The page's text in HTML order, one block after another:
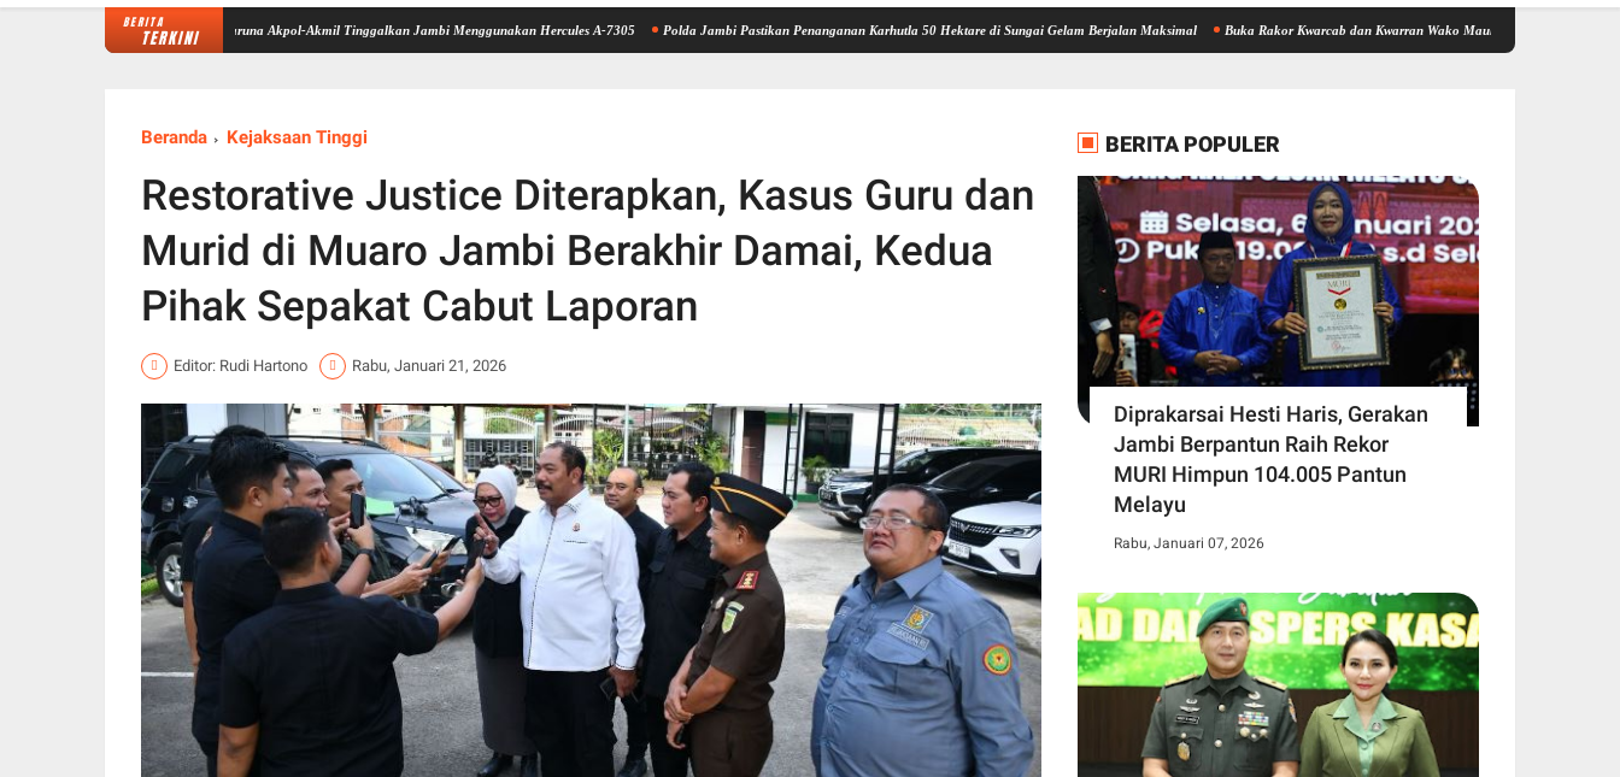
BERITA
TERKINI
Sekolah Rakyat Selesai, Taruna Akpol-Akmil Tinggalkan Jambi Menggunakan Hercules A-7305 Polda Jambi Pastikan Penanganan Karhutla 50 Hektare di Sungai Gelam Berjalan Maksimal Buka Rakor Kwarcab dan Kwarran Wako Maulana Siapkan Jalur Prestasi
Beranda Kejaksaan Tinggi
Restorative Justice Diterapkan, Kasus Guru dan
Murid di Muaro Jambi Berakhir Damai, Kedua
Pihak Sepakat Cabut Laporan
Editor: Rudi Hartono Rabu, Januari 21, 2026
BERITA POPULER
Diprakarsai Hesti Haris, Gerakan
Jambi Berpantun Raih Rekor
MURI Himpun 104.005 Pantun
Melayu
Rabu, Januari 07, 2026